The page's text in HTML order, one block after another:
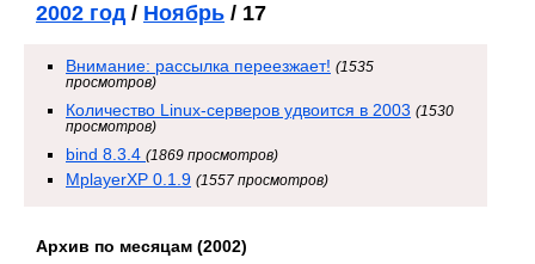
2002 год/ Ноябрь / 17
Внимание: рассылка переезжает! (1535
просмотров)
Количество Linux-серверов удвоится в 2003 (1530
просмотров)
bind 8.3.4 (1869 просмотров)
MplayerXP 0.1.9 (1557 просмотров)
Архив по месяцам (2002)